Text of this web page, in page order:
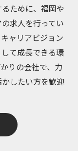
ために、福岡や
求人を行ってい
ャリアビジョン
て成長できる環
りの会社で、力
したい方を歓迎